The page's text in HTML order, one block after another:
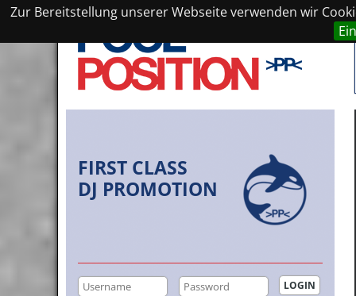
Zur Bereitstellung unserer Webseite verwenden wir
FIRST CLASS
DJ PROMOTION